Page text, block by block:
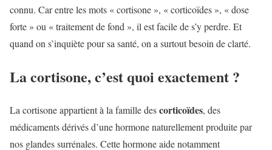
connu. Car entre les mots « cortisone », « corticoïdes », « dose
forte » ou « traitement de fond », il est facile de s’y perdre. Et
quand on s’inquiète pour sa santé, on a surtout besoin de clarté.
La cortisone, c’est quoi exactement ?
La cortisone appartient à la famille descorticoïdes, des
médicaments dérivés d’une hormone naturellement produite par
nos glandes surrénales. Cette hormone aide notamment